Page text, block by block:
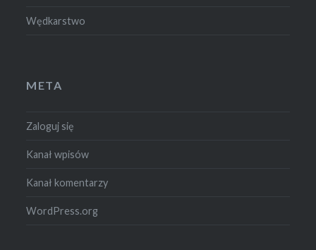
Wędkarstwo
META
Zaloguj się
Kanał wpisów
Kanał komentarzy
WordPress.org